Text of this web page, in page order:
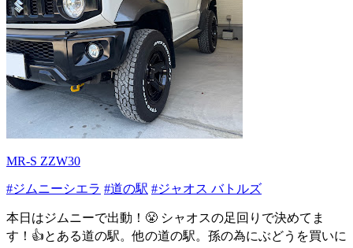
MR-S ZZW30
#ジムニーシエラ #道の駅 #ジャオス バトルズ
本日はジムニーで出動！😤 シャオスの足回りで決めてま
す！👍とある道の駅。他の道の駅。孫の為にぶどうを買いに